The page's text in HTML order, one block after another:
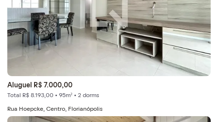
Aluguel R$ 7.000,00
Total R$ 8.193,00 • 95m² • 2 dorms
Rua Hoepcke, Centro, Florianópolis